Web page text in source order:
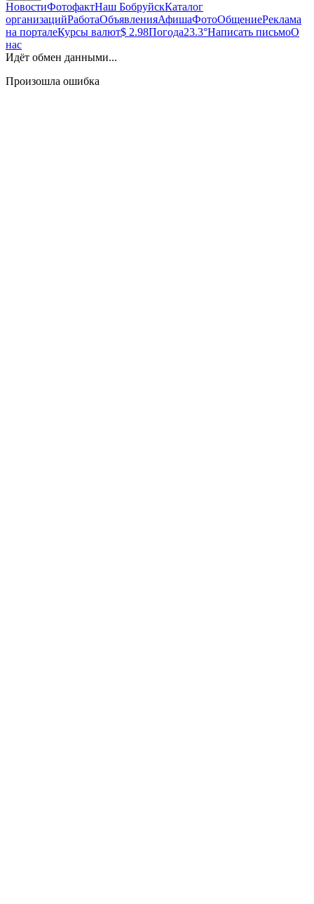
НовостиФотофактНаш БобруйскКаталог
организацийРаботаОбъявленияАфишаФотоОбщениеРеклама
на порталеКурсы валют$ 2.98Погода23.3°Написать письмоО
нас
Идёт обмен данными...
Произошла ошибка